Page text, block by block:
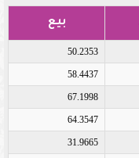
بيع
50.2353
58.4437
67.1998
64.3547
31.9665